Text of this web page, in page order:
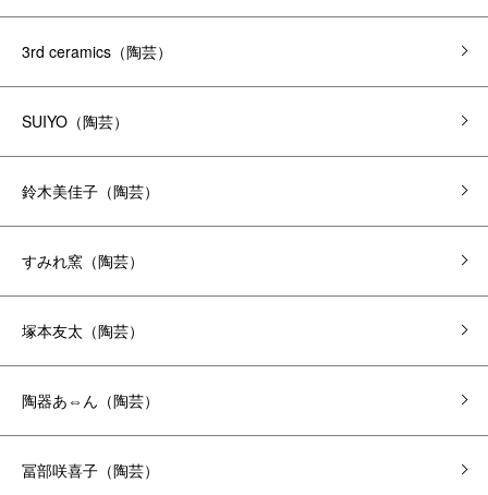
3rd ceramics（陶芸）
SUIYO（陶芸）
鈴木美佳子（陶芸）
すみれ窯（陶芸）
塚本友太（陶芸）
陶器あ⇔ん（陶芸）
冨部咲喜子（陶芸）